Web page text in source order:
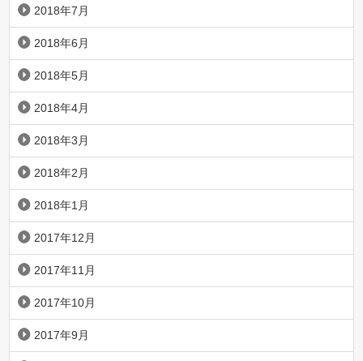
2018年7月
2018年6月
2018年5月
2018年4月
2018年3月
2018年2月
2018年1月
2017年12月
2017年11月
2017年10月
2017年9月